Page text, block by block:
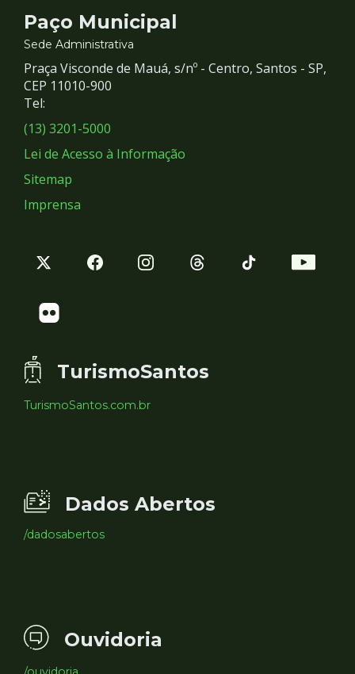
Contato
e
Redes
Sociais
Paço Municipal
Sede Administrativa
Praça Visconde de Mauá, s/nº - Centro, Santos - SP,
CEP 11010-900
Tel:
(13) 3201-5000
Lei de Acesso à Informação
Sitemap
Imprensa
TurismoSantos
TurismoSantos.com.br
Dados Abertos
/dadosabertos
Ouvidoria